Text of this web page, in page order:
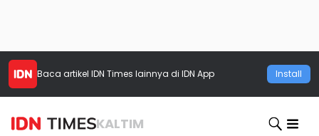
Baca artikel IDN Times lainnya di IDN App Install
KALTIM